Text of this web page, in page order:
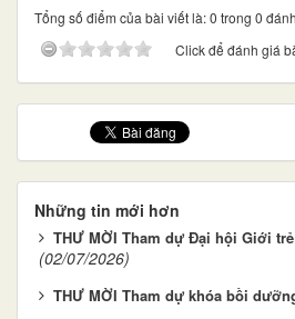
Tổng số điểm của bài viết là: 0 trong 0
Click để đánh giá
Những tin mới hơn
THƯ MỜI Tham dự Đại hội Giới
(02/07/2026)
THƯ MỜI Tham dự khóa bồi